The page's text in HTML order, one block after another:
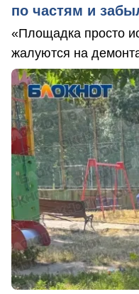
по частям и
«Площадка просто
жалуются на